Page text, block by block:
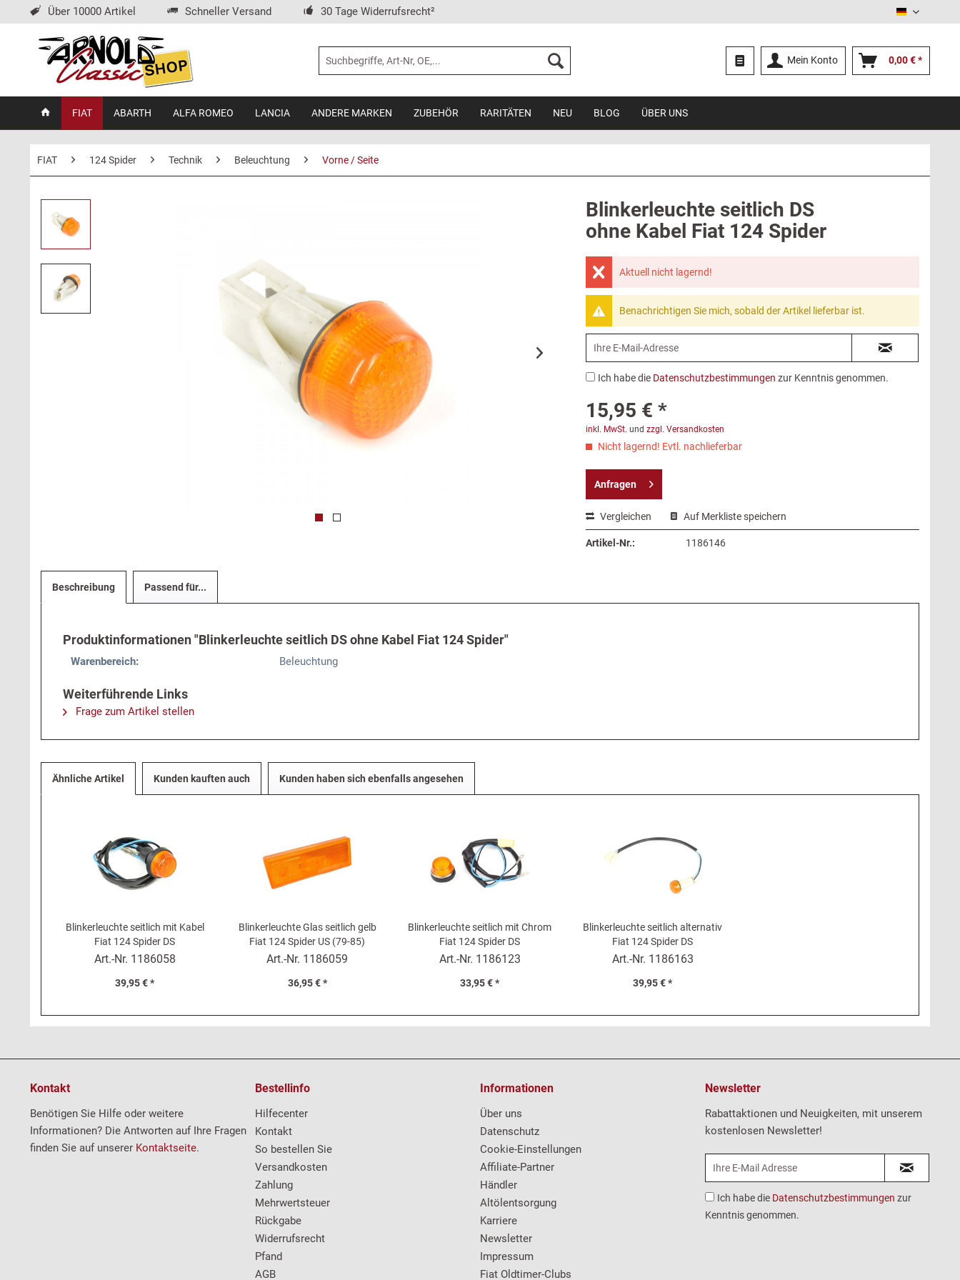
Über 10000 Artikel Schneller Versand 30 Tage Widerrufsrecht² Deutsch
Mein Konto 0,00 € *
FIAT ABARTH ALFA ROMEO LANCIA ANDERE MARKEN ZUBEHÖR RARITÄTEN NEU BLOG ÜBER UNS
FIAT 124 Spider Technik Beleuchtung Vorne / Seite
Blinkerleuchte seitlich DS
ohne Kabel Fiat 124 Spider
Aktuell nicht lagernd!
Benachrichtigen Sie mich, sobald der Artikel lieferbar ist.
Ich habe die Datenschutzbestimmungen zur Kenntnis genommen.
15,95 € *
inkl. MwSt. und zzgl. Versandkosten
Nicht lagernd! Evtl. nachlieferbar
Anfragen
Vergleichen Auf Merkliste speichern
Artikel-Nr.: 1186146
Beschreibung Passend für...
Produktinformationen "Blinkerleuchte seitlich DS ohne Kabel Fiat 124 Spider"
Warenbereich: Beleuchtung
Weiterführende Links
Frage zum Artikel stellen
Ähnliche Artikel Kunden kauften auch Kunden haben sich ebenfalls angesehen
Blinkerleuchte seitlich mit Kabel
Fiat 124 Spider DS
Art.-Nr. 1186058
39,95 € *
Blinkerleuchte Glas seitlich gelb
Fiat 124 Spider US (79-85)
Art.-Nr. 1186059
36,95 € *
Blinkerleuchte seitlich mit Chrom
Fiat 124 Spider DS
Art.-Nr. 1186123
33,95 € *
Blinkerleuchte seitlich alternativ
Fiat 124 Spider DS
Art.-Nr. 1186163
39,95 € *
Kontakt
Benötigen Sie Hilfe oder weitere
Informationen? Die Antworten auf Ihre Fragen
finden Sie auf unserer Kontaktseite.
Bestellinfo
Hilfecenter
Kontakt
So bestellen Sie
Versandkosten
Zahlung
Mehrwertsteuer
Rückgabe
Widerrufsrecht
Pfand
AGB
Informationen
Über uns
Datenschutz
Cookie-Einstellungen
Affiliate-Partner
Händler
Altölentsorgung
Karriere
Newsletter
Impressum
Fiat Oldtimer-Clubs
Newsletter
Rabattaktionen und Neuigkeiten, mit unserem
kostenlosen Newsletter!
Ich habe die Datenschutzbestimmungen zur
Kenntnis genommen.